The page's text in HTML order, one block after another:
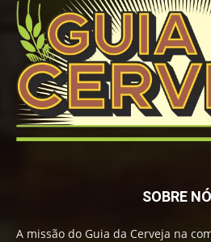
SOBRE
A missão do Guia da Cerveja na